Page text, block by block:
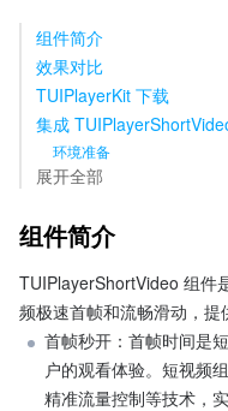
组件简介
效果对比
TUIPlayerKit 下载
集成
环境准备
展开全部
组件简介
TUIPlayerShortVideo 组件
频极速首帧和流畅滑动，提
首帧秒开：首帧时间是
户的观看体验。短视频
精准流量控制等技术，